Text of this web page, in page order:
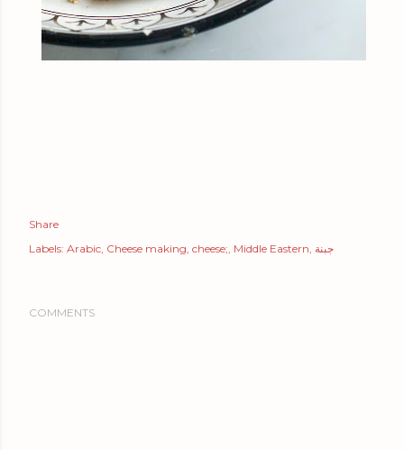
Share
Labels: Arabic Cheese making cheese; Middle Eastern جبنة
COMMENTS